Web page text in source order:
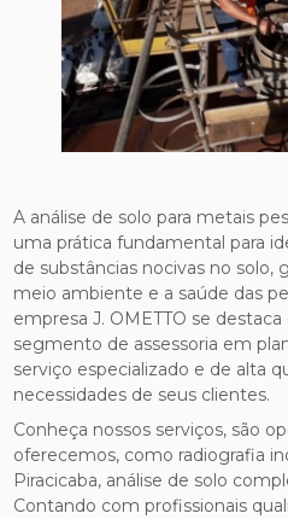
A análise de solo para metais
uma prática fundamental para
de substâncias nocivas no solo,
meio ambiente e a saúde das
empresa J. OMETTO se
segmento de assessoria em
serviço especializado e de alta
necessidades de seus clientes.
Conheça nossos serviços, são
oferecemos, como radiografia
Piracicaba, análise de solo
Contando com profissionais